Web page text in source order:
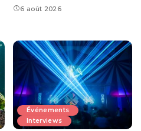
6 août 2026
Événements
Interviews